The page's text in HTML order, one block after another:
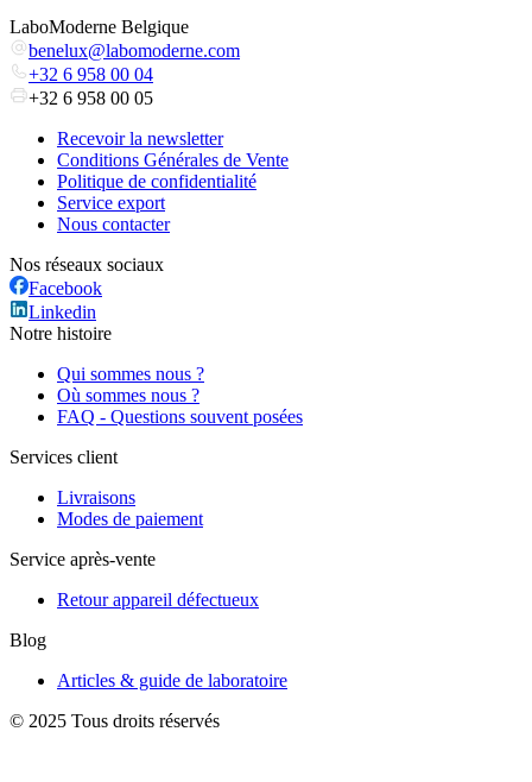
LaboModerne Belgique
benelux@labomoderne.com
+32 6 958 00 04
+32 6 958 00 05
Recevoir la newsletter
Conditions Générales de Vente
Politique de confidentialité
Service export
Nous contacter
Nos réseaux sociaux
Facebook
Linkedin
Notre histoire
Qui sommes nous ?
Où sommes nous ?
FAQ - Questions souvent posées
Services client
Livraisons
Modes de paiement
Service après-vente
Retour appareil défectueux
Blog
Articles & guide de laboratoire
© 2025 Tous droits réservés